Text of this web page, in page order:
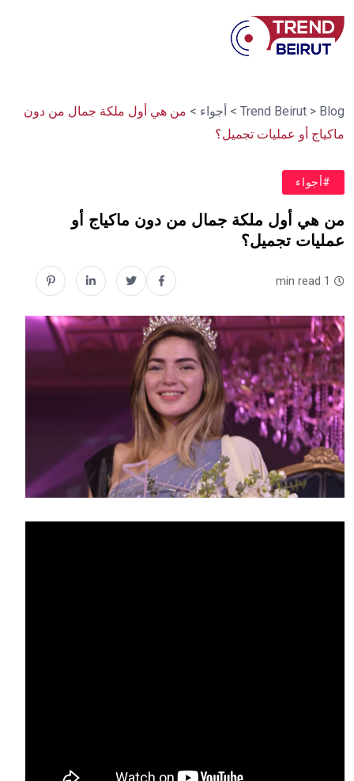
Trend Beirut > Blog
> أجواء > من هي أول ملكة جمال من دون
ماكياج أو عمليات تجميل؟
#أجواء
من هي أول ملكة جمال من دون ماكياج أو
عمليات تجميل؟
1 min read